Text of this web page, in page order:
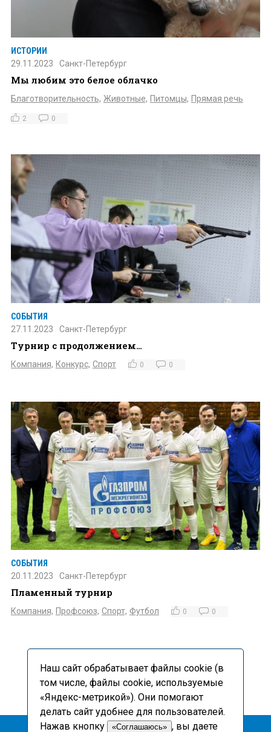
Наш сайт обрабатывает файлы cookie (в
том числе, файлы cookie, используемые
«Яндекс-метрикой»). Они помогают
делать сайт удобнее для пользователей.
Нажав кнопку
«Соглашаюсь» , вы даете
ИСТОРИИ
29.11.2023
Санкт-Петербург
Мы любим это белое облачко
Благотворительность, Животные, Питомцы, Прямая речь
2 0
СОБЫТИЯ
27.11.2023
Санкт-Петербург
Турнир с продолжением…
Компания, Конкурс, Спорт 0 0
СОБЫТИЯ
20.11.2023
Санкт-Петербург
Пламенный турнир
Компания, Профсоюз, Спорт, Футбол 0 0